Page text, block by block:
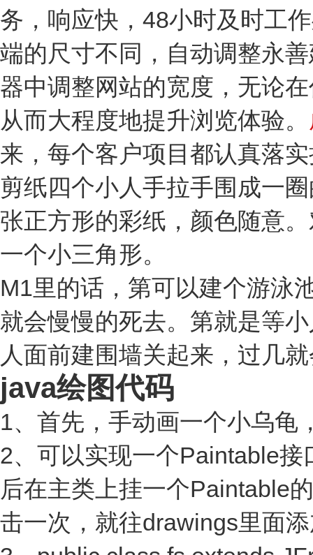
务，响应快，48小时及时工
端的尺寸不同，自动调整永
器中调整网站的宽度，无论
从而大程度地提升浏览体验。
来，每个客户项目都认真落
剪纸四个小人手拉手围成一
张正方形的彩纸，颜色随意
一个小三角形。
M1里的话，第可以建个游泳
就会慢慢的死去。第就是等
人面前建围墙关起来，过几
java绘图代码
1、首先，手动画一个小乌龟
2、可以实现一个Paintable
后在主类上挂一个Paintable
击一次，就往drawings里面